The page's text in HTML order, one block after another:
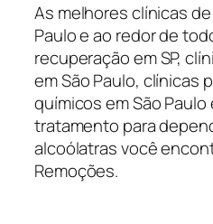
As melhores clínicas
Paulo e ao redor de
recuperação em SP,
em São Paulo, clínicas
químicos em São Paulo
tratamento para
alcoólatras você
Remoções.